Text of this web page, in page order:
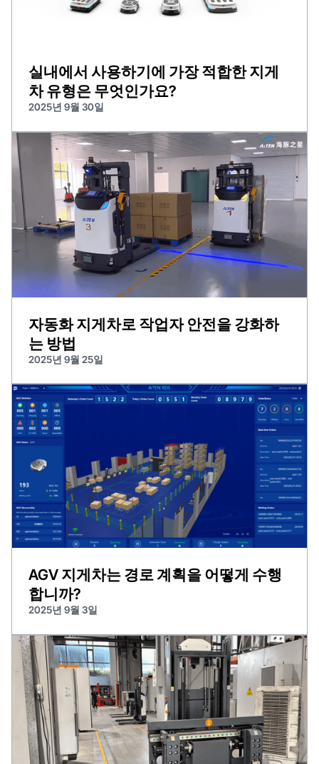
실내에서 사용하기에 가장 적합한 지게
차 유형은 무엇인가요?
2025년 9월 30일
자동화 지게차로 작업자 안전을 강화하
는 방법
2025년 9월 25일
AGV 지게차는 경로 계획을 어떻게 수행
합니까?
2025년 9월 3일